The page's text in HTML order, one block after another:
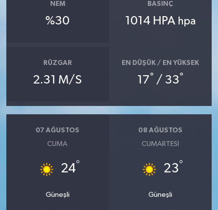
NEM
%30
BASINÇ
1014 HPA hpa
RÜZGAR
2.31 M/S
EN DÜŞÜK / EN YÜKSEK
17° / 33°
07 AĞUSTOS
CUMA
24°
Güneşli
08 AĞUSTOS
CUMARTESI
23°
Güneşli